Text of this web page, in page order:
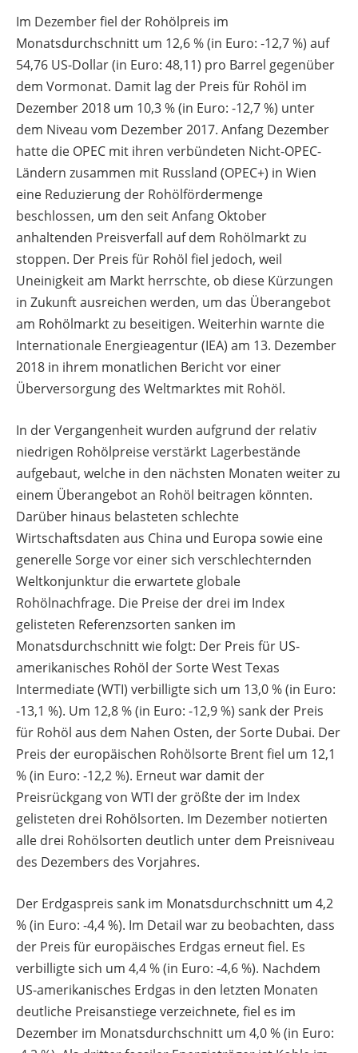
Im Dezember fiel der Rohölpreis im
Monatsdurchschnitt um 12,6 % (in Euro: -12,7 %) auf
54,76 US-Dollar (in Euro: 48,11) pro Barrel gegenüber
dem Vormonat. Damit lag der Preis für Rohöl im
Dezember 2018 um 10,3 % (in Euro: -12,7 %) unter
dem Niveau vom Dezember 2017. Anfang Dezember
hatte die OPEC mit ihren verbündeten Nicht-OPEC-
Ländern zusammen mit Russland (OPEC+) in Wien
eine Reduzierung der Rohölfördermenge
beschlossen, um den seit Anfang Oktober
anhaltenden Preisverfall auf dem Rohölmarkt zu
stoppen. Der Preis für Rohöl fiel jedoch, weil
Uneinigkeit am Markt herrschte, ob diese Kürzungen
in Zukunft ausreichen werden, um das Überangebot
am Rohölmarkt zu beseitigen. Weiterhin warnte die
Internationale Energieagentur (IEA) am 13. Dezember
2018 in ihrem monatlichen Bericht vor einer
Überversorgung des Weltmarktes mit Rohöl.
In der Vergangenheit wurden aufgrund der relativ
niedrigen Rohölpreise verstärkt Lagerbestände
aufgebaut, welche in den nächsten Monaten weiter zu
einem Überangebot an Rohöl beitragen könnten.
Darüber hinaus belasteten schlechte
Wirtschaftsdaten aus China und Europa sowie eine
generelle Sorge vor einer sich verschlechternden
Weltkonjunktur die erwartete globale
Rohölnachfrage. Die Preise der drei im Index
gelisteten Referenzsorten sanken im
Monatsdurchschnitt wie folgt: Der Preis für US-
amerikanisches Rohöl der Sorte West Texas
Intermediate (WTI) verbilligte sich um 13,0 % (in Euro:
-13,1 %). Um 12,8 % (in Euro: -12,9 %) sank der Preis
für Rohöl aus dem Nahen Osten, der Sorte Dubai. Der
Preis der europäischen Rohölsorte Brent fiel um 12,1
% (in Euro: -12,2 %). Erneut war damit der
Preisrückgang von WTI der größte der im Index
gelisteten drei Rohölsorten. Im Dezember notierten
alle drei Rohölsorten deutlich unter dem Preisniveau
des Dezembers des Vorjahres.
Der Erdgaspreis sank im Monatsdurchschnitt um 4,2
% (in Euro: -4,4 %). Im Detail war zu beobachten, dass
der Preis für europäisches Erdgas erneut fiel. Es
verbilligte sich um 4,4 % (in Euro: -4,6 %). Nachdem
US-amerikanisches Erdgas in den letzten Monaten
deutliche Preisanstiege verzeichnete, fiel es im
Dezember im Monatsdurchschnitt um 4,0 % (in Euro: